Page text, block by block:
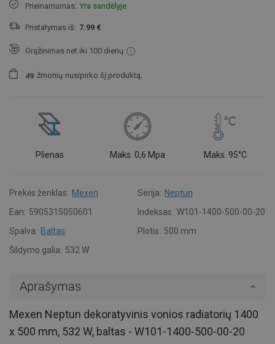
Prieinamumas: Yra sandėlyje
Pristatymas iš: 7.99 €
Grąžinimas net iki 100 dienų
49 žmonių nusipirko šį produktą.
Plienas Maks. 0,6 Mpa Maks. 95°C
Prekės ženklas: Mexen Serija: Neptun
Ean: 5905315050601 Indeksas: W101-1400-500-00-20
Spalva: Baltas Plotis: 500 mm
Šildymo galia: 532 W
Aprašymas
Mexen Neptun dekoratyvinis vonios radiatorių 1400
x 500 mm, 532 W, baltas - W101-1400-500-00-20